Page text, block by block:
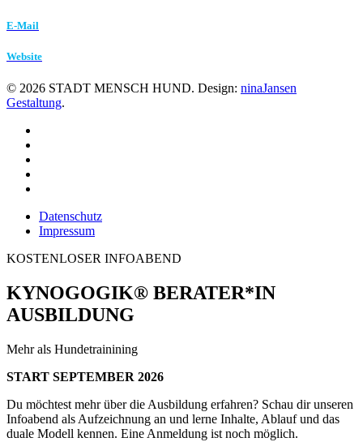
E-Mail
Website
© 2026 STADT MENSCH HUND. Design: ninaJansen
Gestaltung.
Datenschutz
Impressum
KOSTENLOSER INFOABEND
KYNOGOGIK® BERATER*IN
AUSBILDUNG
Mehr als Hundetrainining
START SEPTEMBER 2026
Du möchtest mehr über die Ausbildung erfahren? Schau dir unseren
Infoabend als Aufzeichnung an und lerne Inhalte, Ablauf und das
duale Modell kennen. Eine Anmeldung ist noch möglich.